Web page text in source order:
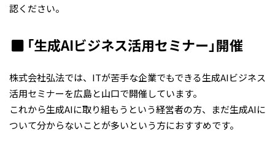
認ください。
「生成AIビジネス活用セミナー」開催
株式会社弘法では、ITが苦手な企業でもできる生成AIビジネス
活用セミナーを広島と山口で開催しています。
これから生成AIに取り組もうという経営者の方、まだ生成AIに
ついて分からないことが多いという方におすすめです。